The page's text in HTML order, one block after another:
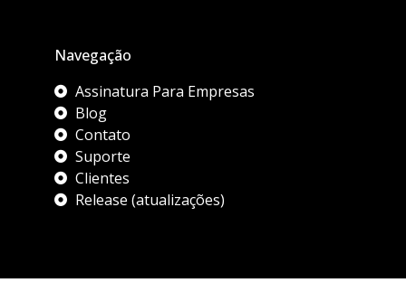
Navegação
Assinatura Para Empresas
Blog
Contato
Suporte
Clientes
Release (atualizações)